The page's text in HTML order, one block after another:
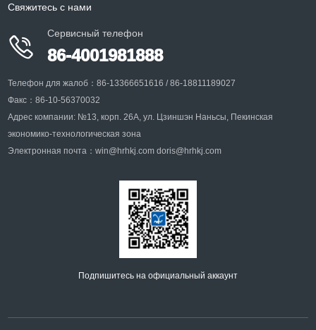
Свяжитесь с нами

Сервисный телефон
86-4001981888
Телефон для жалоб：86-13366651616 / 86-18811189027
Факс：86-10-56370032
Адрес компании: №13, корп. 26A, ул. Цзиншэн Наньсы, Пекинская
экономико-технологическая зона
Электронная почта：win@hrhkj.com doris@hrhkj.com
Подпишитесь на официальный аккаунт